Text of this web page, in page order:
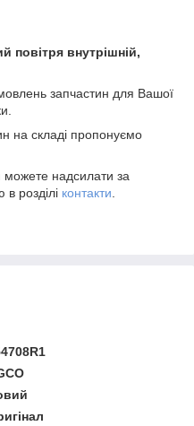
повітря внутрішній,
запчастин для Вашої
на складі пропонуємо
надсилати за
розділі контакти